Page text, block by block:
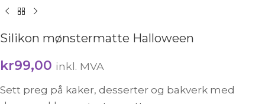
Silikon mønstermatte Halloween
kr99,00 inkl. MVA
Sett preg på kaker, desserter og bakverk med